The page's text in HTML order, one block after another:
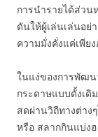
การนำรายได้ส่ว
ดันให้ผู้เล่นเล่นอย่
ความมั่งคั่งแค่เพีย
ในแง่ของการพัฒ
กระดาษแบบดั้งเ
สดผ่านวิถีทางต่า
หรือ สลากกินแบ่ง